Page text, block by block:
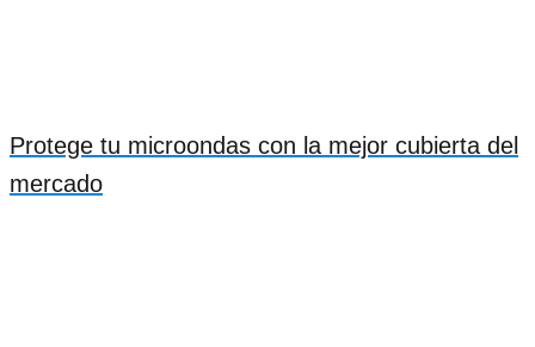
Protege tu microondas con la mejor cubierta del
mercado